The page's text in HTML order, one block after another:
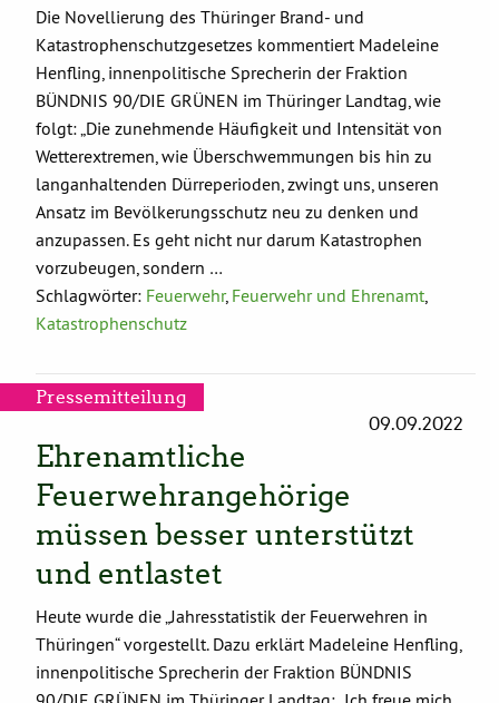
Die Novellierung des Thüringer Brand- und
Katastrophenschutzgesetzes kommentiert Madeleine
Henfling, innenpolitische Sprecherin der Fraktion
BÜNDNIS 90/DIE GRÜNEN im Thüringer Landtag, wie
folgt: „Die zunehmende Häufigkeit und Intensität von
Wetterextremen, wie Überschwemmungen bis hin zu
langanhaltenden Dürreperioden, zwingt uns, unseren
Ansatz im Bevölkerungsschutz neu zu denken und
anzupassen. Es geht nicht nur darum Katastrophen
vorzubeugen, sondern …
Schlagwörter: Feuerwehr, Feuerwehr und Ehrenamt,
Katastrophenschutz
Pressemitteilung
09.09.2022
Ehrenamtliche
Feuerwehrangehörige
müssen besser unterstützt
und entlastet
Heute wurde die „Jahresstatistik der Feuerwehren in
Thüringen“ vorgestellt. Dazu erklärt Madeleine Henfling,
innenpolitische Sprecherin der Fraktion BÜNDNIS